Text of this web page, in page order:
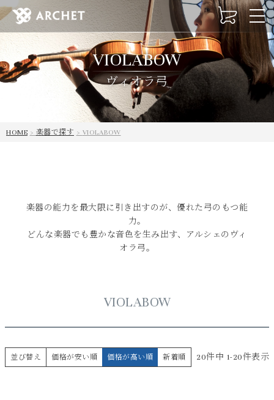
t
g
l
e
v
VIOLABOW
ヴィオラ弓
HOME 楽器で探す VIOLABOW
楽器の能力を最大限に引き出すのが、優れた弓のもつ能
力。
どんな楽器でも豊かな音色を生み出す、アルシェのヴィ
オラ弓。
VIOLABOW
並び替え 価格が安い順 価格が高い順 新着順 20件中 1-20件表示